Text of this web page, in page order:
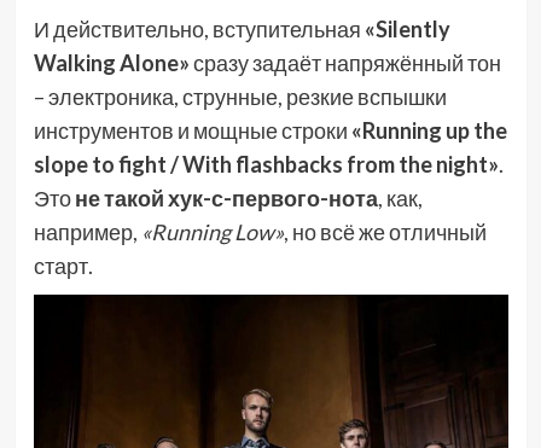
И действительно, вступительная «Silently
Walking Alone»сразу задаёт напряжённый тон
– электроника, струнные, резкие вспышки
инструментов и мощные строки «Running up the
slope to fight / With flashbacks from the night».
Этоне такой хук-с-первого-нота, как,
например, «Running Low», но всё же отличный
старт.